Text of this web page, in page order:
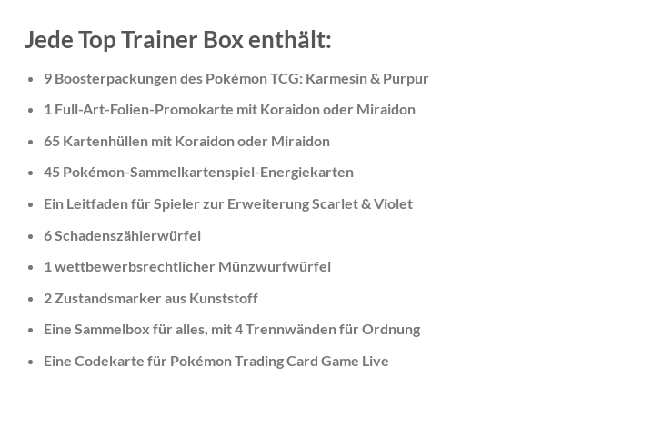
Jede Top Trainer Box enthält:
9 Boosterpackungen des Pokémon TCG: Karmesin & Purpur
1 Full-Art-Folien-Promokarte mit Koraidon oder Miraidon
65 Kartenhüllen mit Koraidon oder Miraidon
45 Pokémon-Sammelkartenspiel-Energiekarten
Ein Leitfaden für Spieler zur Erweiterung Scarlet & Violet
6 Schadenszählerwürfel
1 wettbewerbsrechtlicher Münzwurfwürfel
2 Zustandsmarker aus Kunststoff
Eine Sammelbox für alles, mit 4 Trennwänden für Ordnung
Eine Codekarte für Pokémon Trading Card Game Live